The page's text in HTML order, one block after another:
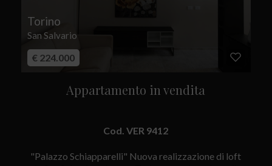
Torino
San Salvario
€ 224.000
Appartamento in vendita
Cod. VER 9412
"Palazzo Schiapparelli" Nuova realizzazione di loft